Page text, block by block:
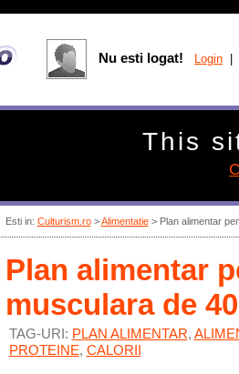
Esti in: Culturism.ro>Alimentatie> Plan alimentar
Plan alimentar
musculara de
TAG-URI: PLAN ALIMENTAR,
PROTEINE, CALORII
Nu esti logat! Login
This